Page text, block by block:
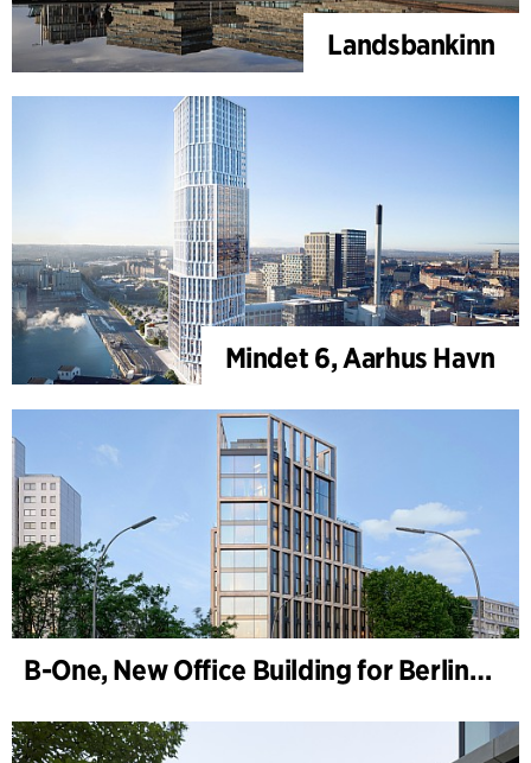
Landsbankinn
Mindet 6, Aarhus Havn
B-One, New Office Building for Berlin Hyp